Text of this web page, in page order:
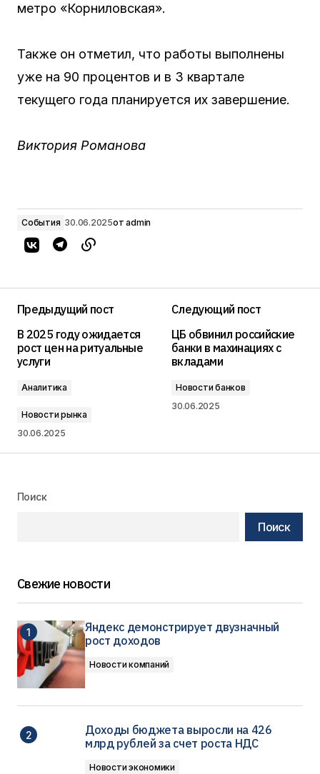
метро «Корниловская».
Также он отметил, что работы выполнены
уже на 90 процентов и в 3 квартале
текущего года планируется их завершение.
Виктория Романова
События 30.06.2025от admin
Предыдущий пост
В 2025 году ожидается
рост цен на ритуальные
услуги
Аналитика
Новости рынка
30.06.2025
Следующий пост
ЦБ обвинил российские
банки в махинациях с
вкладами
Новости банков
30.06.2025
Поиск
Поиск
Свежие новости
Яндекс демонстрирует двузначный
рост доходов
Новости компаний
Доходы бюджета выросли на 426
млрд рублей за счет роста НДС
Новости экономики